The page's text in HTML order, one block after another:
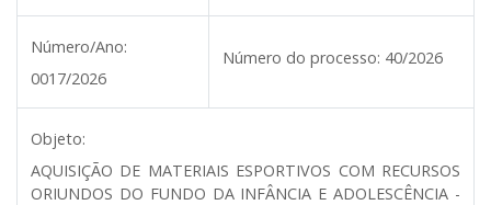
Número/Ano:
0017/2026
Número do processo: 40/2026
Objeto:
AQUISIÇÃO DE MATERIAIS ESPORTIVOS COM RECURSOS
ORIUNDOS DO FUNDO DA INFÂNCIA E ADOLESCÊNCIA -